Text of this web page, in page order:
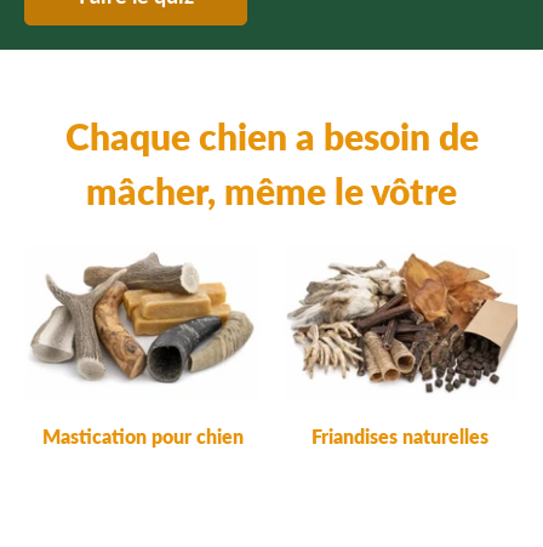
Chaque chien a besoin de
mâcher, même le vôtre
Mastication pour chien Friandises naturelles